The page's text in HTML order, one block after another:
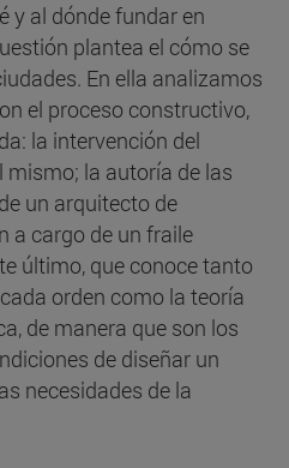
y al dónde fundar en
plantea el cómo se
En ella analizamos
el proceso constructivo,
la intervención del
la autoría de las
un arquitecto de
a cargo de un fraile
último, que conoce tanto
orden como la teoría
de manera que son los
de diseñar un
necesidades de la